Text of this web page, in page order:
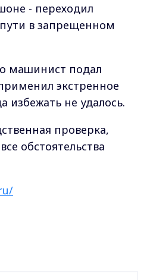
- переходил
в запрещенном
машинист подал
экстренное
избежать не удалось.
проверка,
обстоятельства